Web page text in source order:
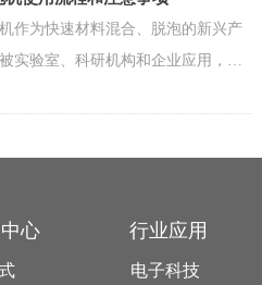
，现场参观人次达45.1万次。
作为快速材料混合、脱泡的新兴产
实验室、科研机构和企业应用，但
况，下面就为大家讲解一下真空搅
心
电子科技
行业应用